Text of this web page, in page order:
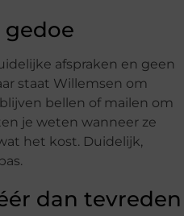
gedoe
afspraken en geen
staat Willemsen om
bellen of mailen om
je weten wanneer ze
het kost. Duidelijk,
dan tevreden